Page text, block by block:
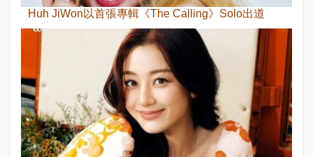
Huh JiWon以首張專輯《The Calling》Solo出道